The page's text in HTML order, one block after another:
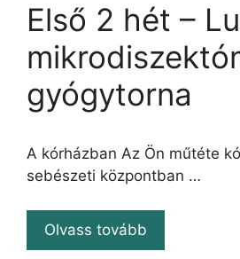
Első 2 hét –
gyógytorna
A kórházban Az Ön műtéte
sebészeti központban …
Olvass tovább